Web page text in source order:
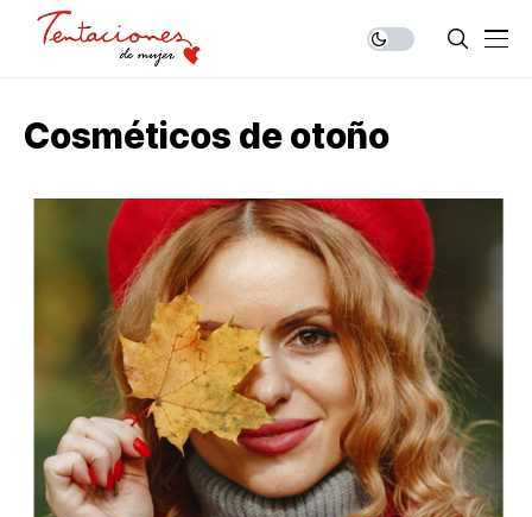
Cosméticos de otoño